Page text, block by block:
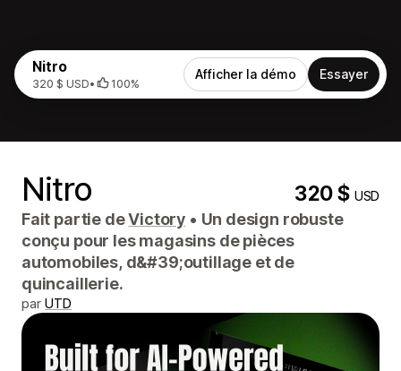
Nitro
320 $ USD• 100%
Afficher la démo Essayer
Nitro 320 $USD
Fait partie deVictory • Un design robuste
conçu pour les magasins de pièces
automobiles, d&#39;outillage et de
quincaillerie.
par UTD